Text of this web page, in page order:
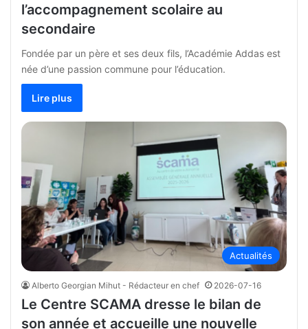
l’accompagnement scolaire au
secondaire
Fondée par un père et ses deux fils, l’Académie Addas est
née d’une passion commune pour l’éducation.
Lire plus
Actualités
Alberto Georgian Mihut - Rédacteur en chef 2026-07-16
Le Centre SCAMA dresse le bilan de
son année et accueille une nouvelle